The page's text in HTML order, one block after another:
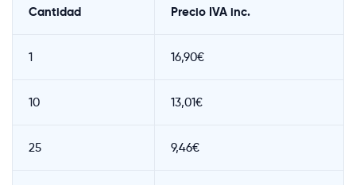
Cantidad Precio IVA inc.
1 16,90€
10 13,01€
25 9,46€